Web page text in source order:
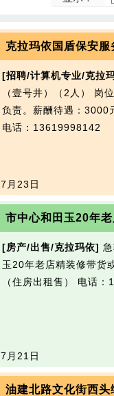
克拉玛依国盾保安服
[招聘/计算机专业/克拉
（壹号井）（2人） 岗
负责。薪酬待遇：3000
电话：13619998142
7月23日
市中心和田玉20年
[房产/出售/克拉玛依]
玉20年老店精装修带货
（住房出租售） 电话：
7月21日
油建北路文化街西头